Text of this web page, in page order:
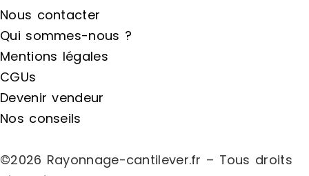
Nous contacter
Qui sommes-nous ?
Mentions légales
CGUs
Devenir vendeur
Nos conseils
©2026 Rayonnage-cantilever.fr – Tous droits